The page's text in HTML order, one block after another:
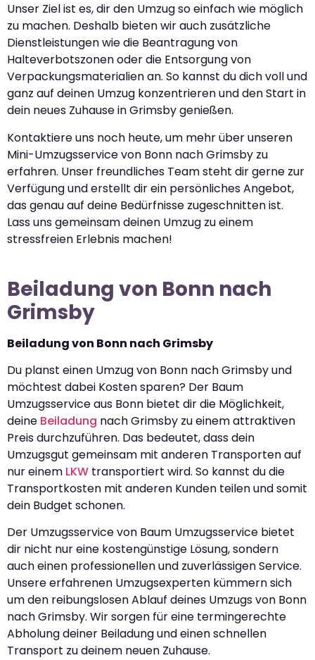
Unser Ziel ist es, dir den Umzug so einfach wie möglich
zu machen. Deshalb bieten wir auch zusätzliche
Dienstleistungen wie die Beantragung von
Halteverbotszonen oder die Entsorgung von
Verpackungsmaterialien an. So kannst du dich voll und
ganz auf deinen Umzug konzentrieren und den Start in
dein neues Zuhause in Grimsby genießen.
Kontaktiere uns noch heute, um mehr über unseren
Mini-Umzugsservice von Bonn nach Grimsby zu
erfahren. Unser freundliches Team steht dir gerne zur
Verfügung und erstellt dir ein persönliches Angebot,
das genau auf deine Bedürfnisse zugeschnitten ist.
Lass uns gemeinsam deinen Umzug zu einem
stressfreien Erlebnis machen!
Beiladung von Bonn nach
Grimsby
Beiladung von Bonn nach Grimsby
Du planst einen Umzug von Bonn nach Grimsby und
möchtest dabei Kosten sparen? Der Baum
Umzugsservice aus Bonn bietet dir die Möglichkeit,
deine Beiladung nach Grimsby zu einem attraktiven
Preis durchzuführen. Das bedeutet, dass dein
Umzugsgut gemeinsam mit anderen Transporten auf
nur einem LKW transportiert wird. So kannst du die
Transportkosten mit anderen Kunden teilen und somit
dein Budget schonen.
Der Umzugsservice von Baum Umzugsservice bietet
dir nicht nur eine kostengünstige Lösung, sondern
auch einen professionellen und zuverlässigen Service.
Unsere erfahrenen Umzugsexperten kümmern sich
um den reibungslosen Ablauf deines Umzugs von Bonn
nach Grimsby. Wir sorgen für eine termingerechte
Abholung deiner Beiladung und einen schnellen
Transport zu deinem neuen Zuhause.